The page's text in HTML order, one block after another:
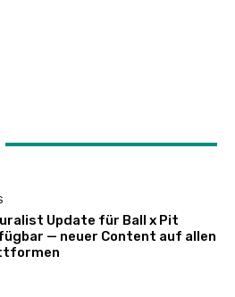
Update für Ball x Pit
— neuer Content auf allen